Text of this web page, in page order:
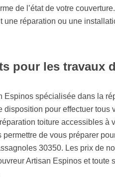
de l’état de votre
réparation ou une
pour les travaux
Espinos spécialisée dans la
disposition pour effectuer
toiture accessibles à
permettre de vous préparer
30350. Les prix de
Artisan Espinos et